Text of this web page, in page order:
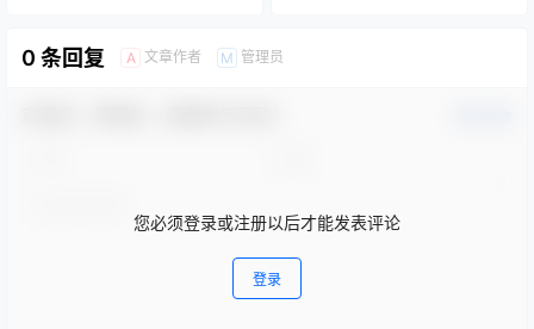
0 条回复 A 文章作者 M 管理员
您必须登录或注册以后才能发表评论
登录